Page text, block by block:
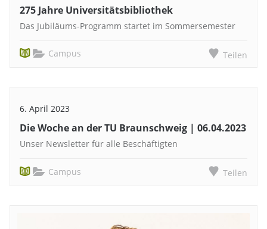
275 Jahre Universitätsbibliothek
Das Jubiläums-Programm startet im Sommersemester
Campus Teilen
6. April 2023
Die Woche an der TU Braunschweig | 06.04.2023
Unser Newsletter für alle Beschäftigten
Campus Teilen